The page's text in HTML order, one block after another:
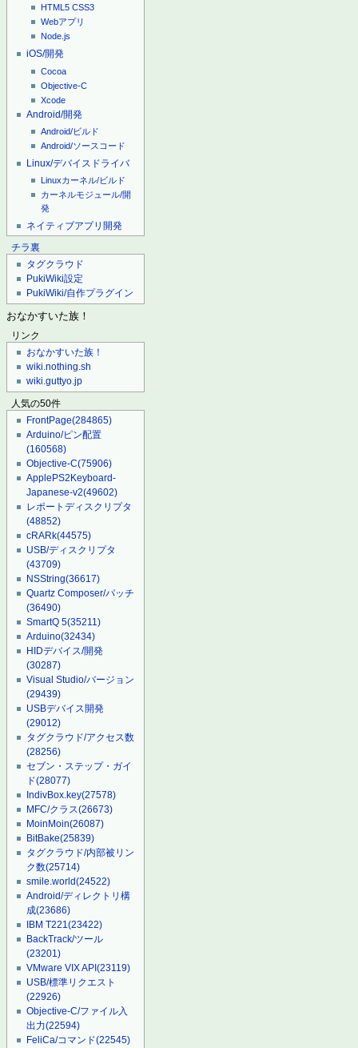
HTML5 CSS3
Webアプリ
Node.js
iOS/開発
Cocoa
Objective-C
Xcode
Android/開発
Android/ビルド
Android/ソースコード
Linux/デバイスドライバ
Linuxカーネル/ビルド
カーネルモジュール/開
発
ネイティブアプリ開発
チラ裏
タグクラウド
PukiWiki設定
PukiWiki/自作プラグイン
おなかすいた族！
リンク
おなかすいた族！
wiki.nothing.sh
wiki.guttyo.jp
人気の50件
FrontPage(284865)
Arduino/ピン配置
(160568)
Objective-C(75906)
ApplePS2Keyboard-
Japanese-v2(49602)
レポートディスクリプタ
(48852)
cRARk(44575)
USB/ディスクリプタ
(43709)
NSString(36617)
Quartz Composer/パッチ
(36490)
SmartQ 5(35211)
Arduino(32434)
HIDデバイス/開発
(30287)
Visual Studio/バージョン
(29439)
USBデバイス開発
(29012)
タグクラウド/アクセス数
(28256)
セブン・ステップ・ガイ
ド(28077)
IndivBox.key(27578)
MFC/クラス(26673)
MoinMoin(26087)
BitBake(25839)
タグクラウド/内部被リン
ク数(25714)
smile.world(24522)
Android/ディレクトリ構
成(23686)
IBM T221(23422)
BackTrack/ツール
(23201)
VMware VIX API(23119)
USB/標準リクエスト
(22926)
Objective-C/ファイル入
出力(22594)
FeliCa/コマンド(22545)